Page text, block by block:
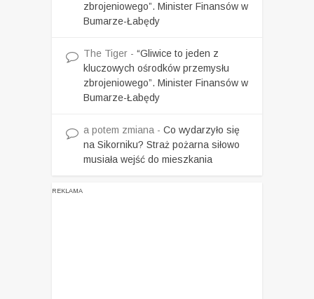
zbrojeniowego”. Minister Finansów w
Bumarze-Łabędy
The Tiger - “Gliwice to jeden z
kluczowych ośrodków przemysłu
zbrojeniowego”. Minister Finansów w
Bumarze-Łabędy
a potem zmiana - Co wydarzyło się
na Sikorniku? Straż pożarna siłowo
musiała wejść do mieszkania
REKLAMA